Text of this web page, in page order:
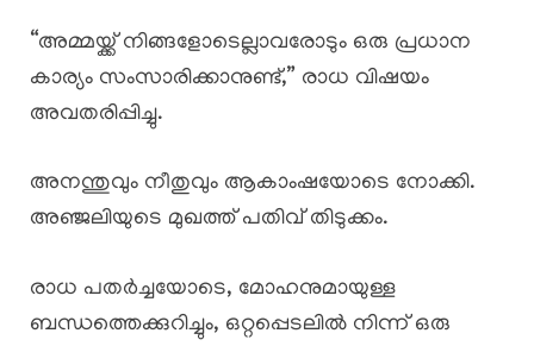
“അമ്മയ്ക്ക് നിങ്ങളോടെല്ലാവരോടും ഒരു പ്രധാന
കാര്യം സംസാരിക്കാനുണ്ട്,” രാധ വിഷയം
അവതരിപ്പിച്ചു.
അനന്തുവും നീതുവും ആകാംഷയോടെ നോക്കി.
അഞ്ജലിയുടെ മുഖത്ത് പതിവ് തിടുക്കം.
രാധ പതർച്ചയോടെ, മോഹനുമായുള്ള
ബന്ധത്തെക്കുറിച്ചും, ഒറ്റപ്പെടലിൽ നിന്ന് ഒരു